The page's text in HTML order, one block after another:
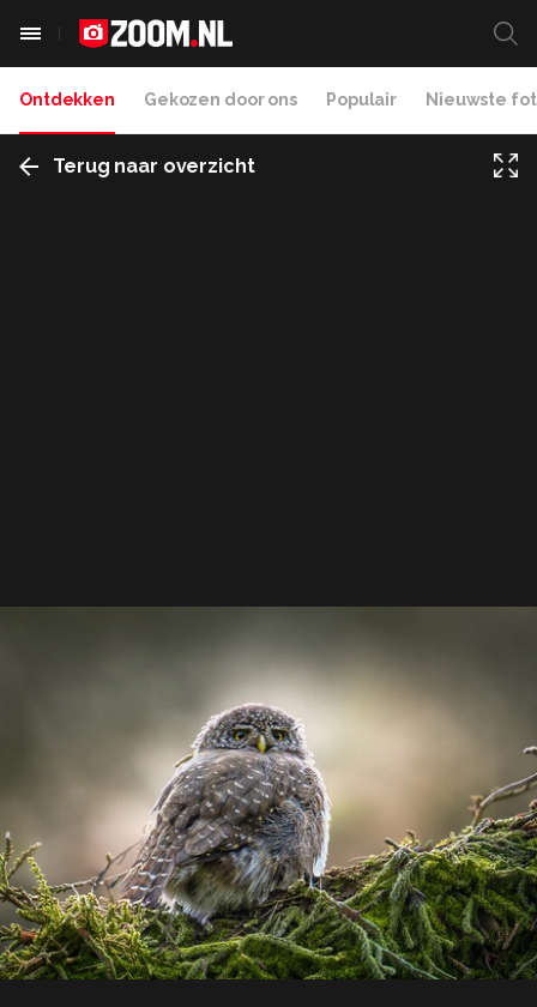
Ontdekken Gekozen door ons Populair Nieuwste
Terug naar overzicht